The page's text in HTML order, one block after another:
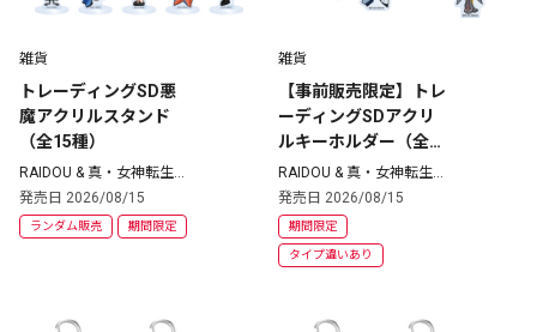
雑貨
トレーディングSD悪
魔アクリルスタンド
（全15種）
RAIDOU & 真・女神転生
シリーズ
発売日 2026/08/15
ランダム販売 期間限定
雑貨
【事前販売限定】トレ
ーディングSDアクリ
ルキーホルダー（全4
種）コンプリートセッ
ト 真・女神転生VV
RAIDOU & 真・女神転生
シリーズ
発売日 2026/08/15
期間限定
タイプ違いあり